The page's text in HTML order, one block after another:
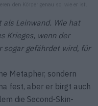
den Körper genau so, wie er ist.
als Leinwand. Wie hat
Krieges, wenn der
sogar gefährdet wird, für
Metapher, sondern
fest, aber er birgt auch
die Second-Skin-